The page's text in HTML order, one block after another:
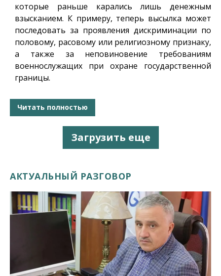
которые раньше карались лишь денежным
взысканием. К примеру, теперь высылка может
последовать за проявления дискриминации по
половому, расовому или религиозному признаку,
а также за неповиновение требованиям
военнослужащих при охране государственной
границы.
Читать полностью
Загрузить еще
АКТУАЛЬНЫЙ РАЗГОВОР